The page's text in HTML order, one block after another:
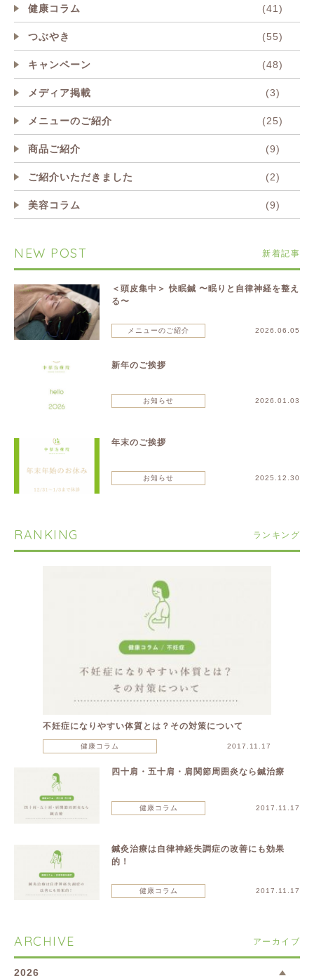
健康コラム (41)
つぶやき (55)
キャンペーン (48)
メディア掲載 (3)
メニューのご紹介 (25)
商品ご紹介 (9)
ご紹介いただきました (2)
美容コラム (9)
NEW POST 新着記事
＜頭皮集中＞ 快眠鍼 〜眠りと自律神経を整え
る〜
メニューのご紹介 2026.06.05
新年のご挨拶
お知らせ 2026.01.03
年末のご挨拶
お知らせ 2025.12.30
RANKING ランキング
不妊症になりやすい体質とは？その対策について
健康コラム 2017.11.17
四十肩・五十肩・肩関節周囲炎なら鍼治療
健康コラム 2017.11.17
鍼灸治療は自律神経失調症の改善にも効果
的！
健康コラム 2017.11.17
ARCHIVE アーカイブ
2026